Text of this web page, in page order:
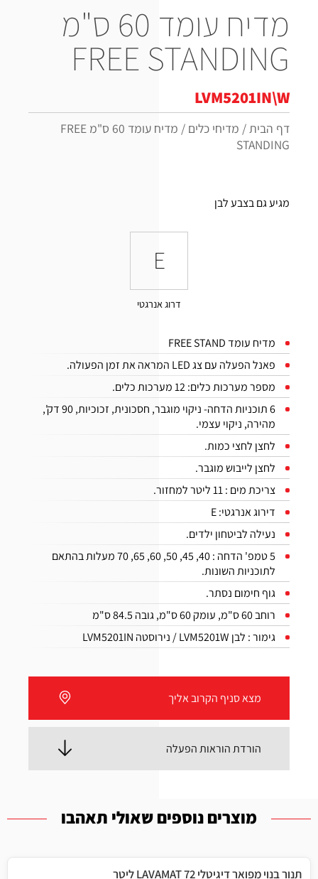
מדיח עומד 60 ס"מ
FREE STANDING
LVM5201IN\W
דף הבית/ מדיחי כלים /
מדיח עומד 60 ס"מ FREE
STANDING
מגיע גם בצבע לבן
E
דרוג אנרגטי
מדיח עומד FREE STAND
פאנל הפעלה עם צג LED המראה את זמן הפעולה.
מספר מערכות כלים: 12 מערכות כלים.
6 תוכניות הדחה- ניקוי מוגבר, חסכונית, זכוכיות, 90 דק',
מהירה, ניקוי עצמי.
לחצן לחצי כמות.
לחצן לייבוש מוגבר.
צריכת מים : 11 ליטר למחזור.
דירוג אנרגטי: E
נעילה לביטחון ילדים.
5 טמפ' הדחה : 40, 45, 50, 60, 65, 70 מעלות בהתאם
לתוכניות השונות.
גוף חימום נסתר.
רוחב 60 ס"מ, עומק 60 ס"מ, גובה 84.5 ס"מ
גימור : לבן LVM5201W / נירוסטה LVM5201IN
מצא סניף הקרוב אליך
הורדת הוראות הפעלה
מוצרים נוספים שאולי תאהבו
72 ליטר
תנור בנוי מפואר דיגיטלי LAVAMAT 72 ליטר